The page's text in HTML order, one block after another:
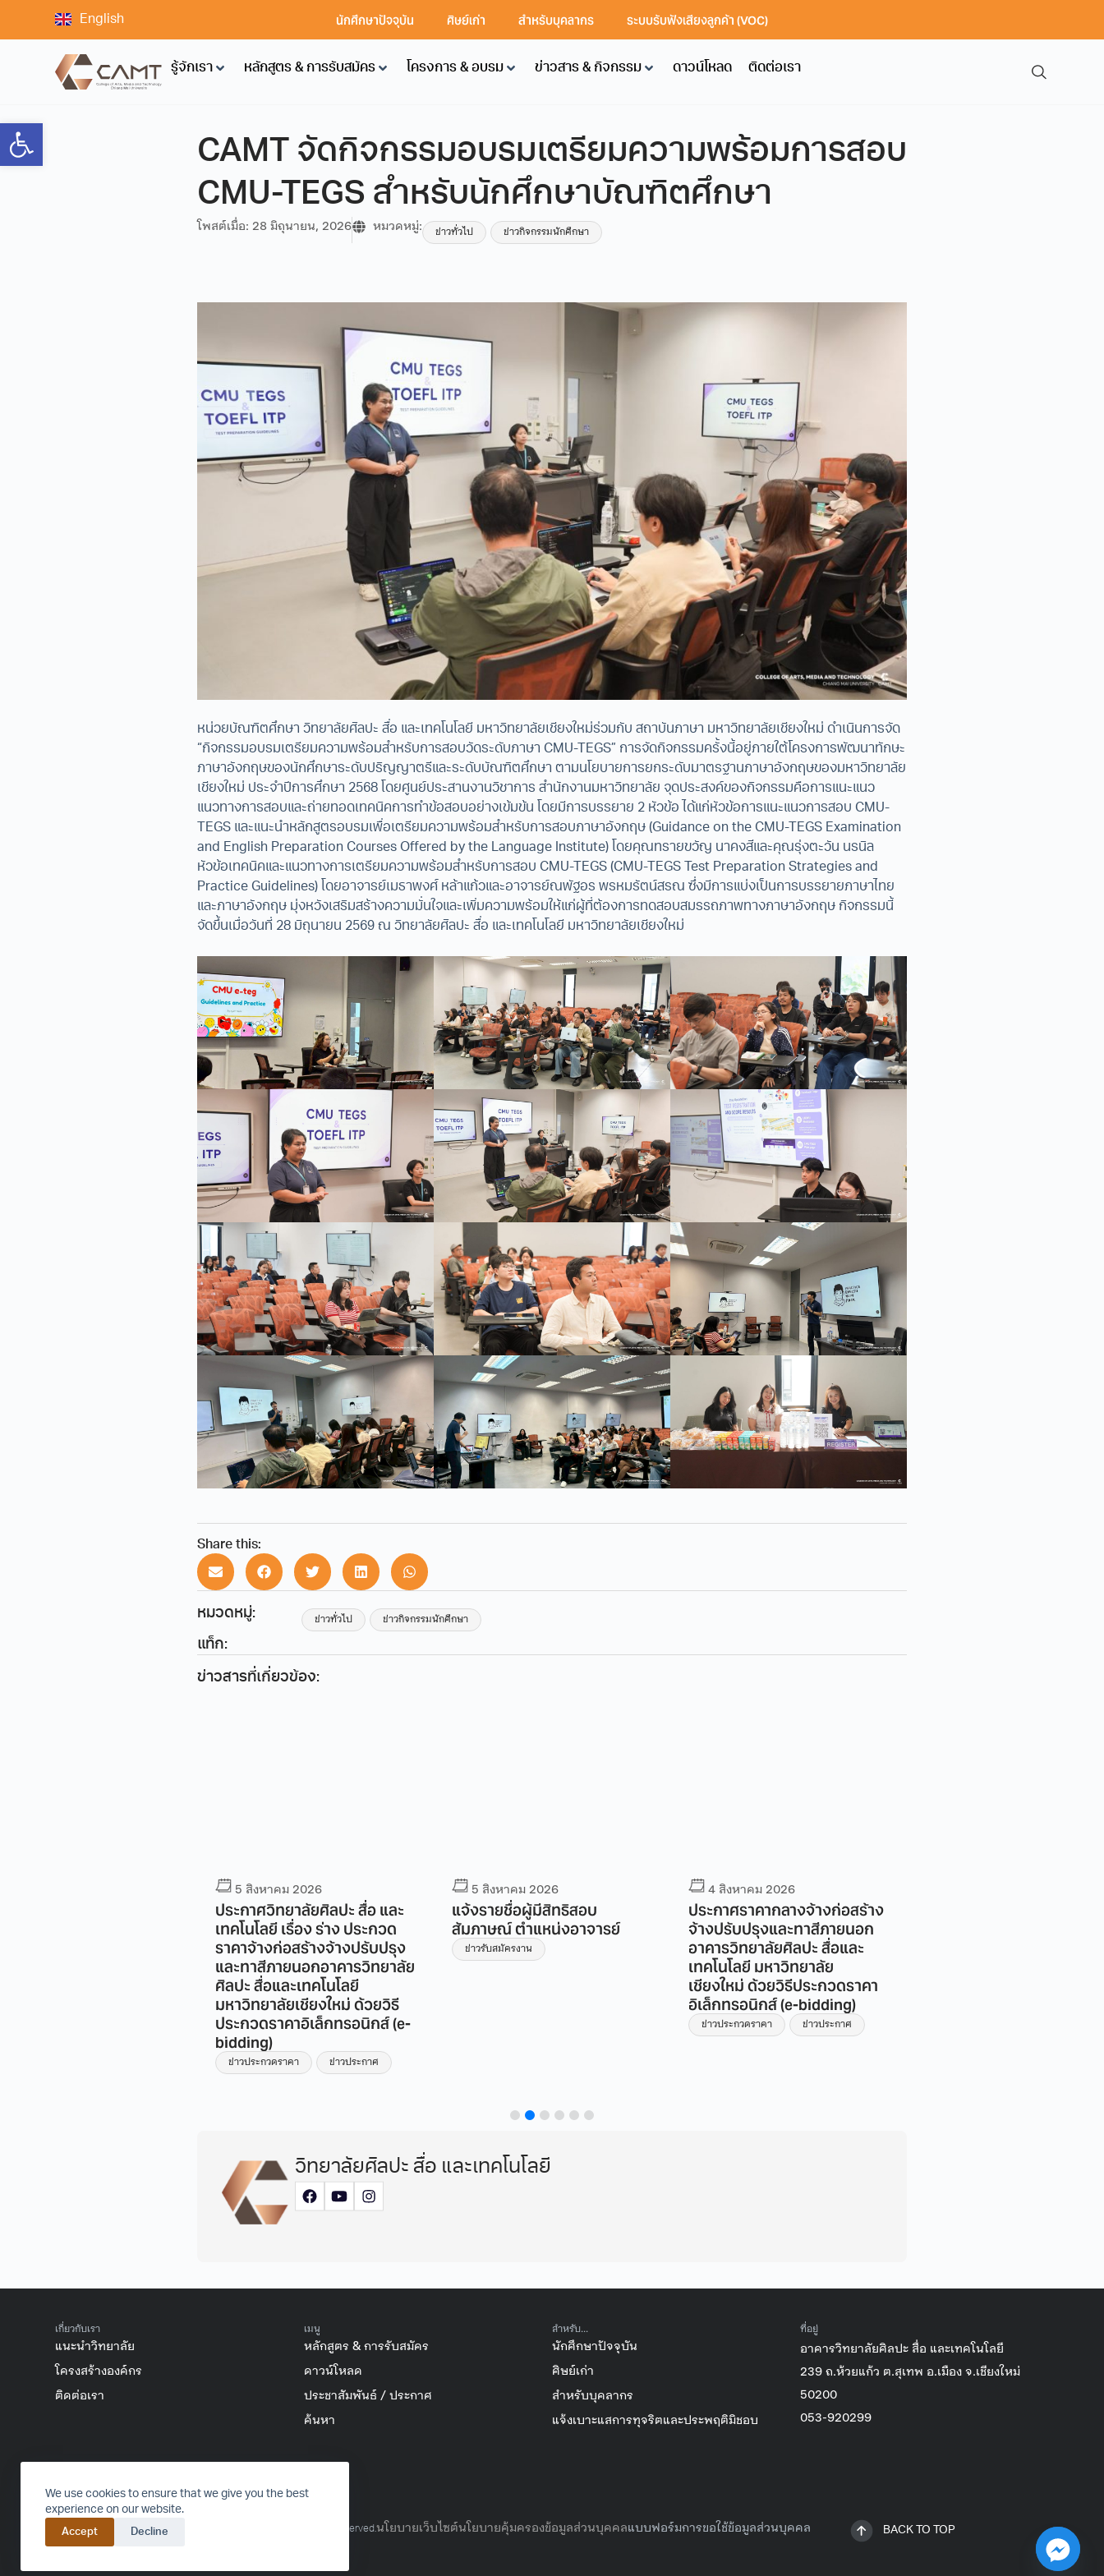
Open toolbar
We use cookies to ensure that we give you the best
experience on our website.
Accept Decline
English นักศึกษาปัจจุบัน ศิษย์เก่า สำหรับบุคลากร ระบบรับฟังเสียงลูกค้า (VOC)
รู้จักเรา หลักสูตร & การรับสมัคร โครงการ & อบรม ข่าวสาร & กิจกรรม ดาวน์โหลด ติดต่อเรา
CAMT จัดกิจกรรมอบรมเตรียมความพร้อมการสอบ
CMU-TEGS สำหรับนักศึกษาบัณฑิตศึกษา
โพสต์เมื่อ: 28 มิถุนายน, 2026 หมวดหมู่: ข่าวทั่วไป ข่าวกิจกรรมนักศึกษา
หน่วยบัณฑิตศึกษา วิทยาลัยศิลปะ สื่อ และเทคโนโลยี มหาวิทยาลัยเชียงใหม่ร่วมกับ สถาบันภาษา มหาวิทยาลัยเชียงใหม่ ดำเนินการจัด
“กิจกรรมอบรมเตรียมความพร้อมสำหรับการสอบวัดระดับภาษา CMU-TEGS” การจัดกิจกรรมครั้งนี้อยู่ภายใต้โครงการพัฒนาทักษะ
ภาษาอังกฤษของนักศึกษาระดับปริญญาตรีและระดับบัณฑิตศึกษา ตามนโยบายการยกระดับมาตรฐานภาษาอังกฤษของมหาวิทยาลัย
เชียงใหม่ ประจำปีการศึกษา 2568 โดยศูนย์ประสานงานวิชาการ สำนักงานมหาวิทยาลัย จุดประสงค์ของกิจกรรมคือการแนะแนว
แนวทางการสอบและถ่ายทอดเทคนิคการทำข้อสอบอย่างเข้มข้น โดยมีการบรรยาย 2 หัวข้อ ได้แก่หัวข้อการแนะแนวการสอบ CMU-
TEGS และแนะนำหลักสูตรอบรมเพื่อเตรียมความพร้อมสำหรับการสอบภาษาอังกฤษ (Guidance on the CMU-TEGS Examination
and English Preparation Courses Offered by the Language Institute) โดยคุณทรายขวัญ นาคงสีและคุณรุ่งตะวัน นรนิล
หัวข้อเทคนิคและแนวทางการเตรียมความพร้อมสำหรับการสอบ CMU-TEGS (CMU-TEGS Test Preparation Strategies and
Practice Guidelines) โดยอาจารย์เมธาพงศ์ หล้าแก้วและอาจารย์ณพัฐอร พรหมรัตน์สรณ ซึ่งมีการแบ่งเป็นการบรรยายภาษาไทย
และภาษาอังกฤษ มุ่งหวังเสริมสร้างความมั่นใจและเพิ่มความพร้อมให้แก่ผู้ที่ต้องการทดสอบสมรรถภาพทางภาษาอังกฤษ กิจกรรมนี้
จัดขึ้นเมื่อวันที่ 28 มิถุนายน 2569 ณ วิทยาลัยศิลปะ สื่อ และเทคโนโลยี มหาวิทยาลัยเชียงใหม่
Share this:
หมวดหมู่: ข่าวทั่วไป
ข่าวกิจกรรมนักศึกษา
แท็ก:
ข่าวสารที่เกี่ยวข้อง:
5 สิงหาคม 2026
ประกาศวิทยาลัยศิลปะ สื่อ และ
เทคโนโลยี เรื่อง ร่าง ประกวด
ราคาจ้างก่อสร้างจ้างปรับปรุง
และทาสีภายนอกอาคารวิทยาลัย
ศิลปะ สื่อและเทคโนโลยี
มหาวิทยาลัยเชียงใหม่ ด้วยวิธี
ประกวดราคาอิเล็กทรอนิกส์ (e-
bidding)
ข่าวประกวดราคา ข่าวประกาศ
5 สิงหาคม 2026
แจ้งรายชื่อผู้มีสิทธิสอบ
สัมภาษณ์ ตำแหน่งอาจารย์
ข่าวรับสมัครงาน
4 สิงหาคม 2026
ประกาศราคากลางจ้างก่อสร้าง
จ้างปรับปรุงและทาสีภายนอก
อาคารวิทยาลัยศิลปะ สื่อและ
เทคโนโลยี มหาวิทยาลัย
เชียงใหม่ ด้วยวิธีประกวดราคา
อิเล็กทรอนิกส์ (e-bidding)
ข่าวประกวดราคา ข่าวประกาศ
วิทยาลัยศิลปะ สื่อ และเทคโนโลยี
เกี่ยวกับเรา
แนะนำวิทยาลัย
โครงสร้างองค์กร
ติดต่อเรา
เมนู
หลักสูตร & การรับสมัคร
ดาวน์โหลด
ประชาสัมพันธ์ / ประกาศ
ค้นหา
สำหรับ...
นักศึกษาปัจจุบัน
ศิษย์เก่า
สำหรับบุคลากร
แจ้งเบาะแสการทุจริตและประพฤติมิชอบ
ที่อยู่
อาคารวิทยาลัยศิลปะ สื่อ และเทคโนโลยี
239 ถ.ห้วยแก้ว ต.สุเทพ อ.เมือง จ.เชียงใหม่
50200
053-920299
FACEBOOKINSTAGRAMYOUTUBE
© 2016-2024 College of Arts, Media and Technology – All rights reserved.นโยบายเว็บไซต์นโยบายคุ้มครองข้อมูลส่วนบุคคลแบบฟอร์มการขอใช้ข้อมูลส่วนบุคคล BACK TO TOP